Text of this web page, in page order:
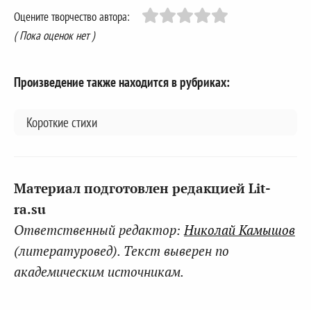
Оцените творчество автора:
( Пока оценок нет )
Произведение также находится в рубриках:
Короткие стихи
Материал подготовлен редакцией Lit-
ra.su
Ответственный редактор:Николай Камышов
(литературовед). Текст выверен по
академическим источникам.